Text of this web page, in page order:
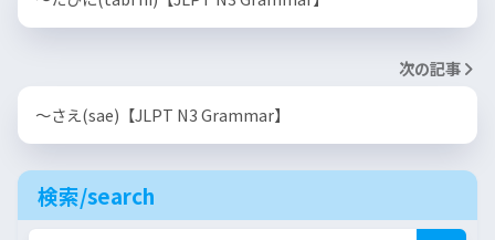
次の記事
～さえ(sae)【JLPT N3 Grammar】
検索/search